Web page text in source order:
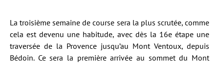
La troisième semaine de course sera la plus scrutée, comme
cela est devenu une habitude, avec dès la 16e étape une
traversée de la Provence jusqu’au Mont Ventoux, depuis
Bédoin. Ce sera la première arrivée au sommet du Mont